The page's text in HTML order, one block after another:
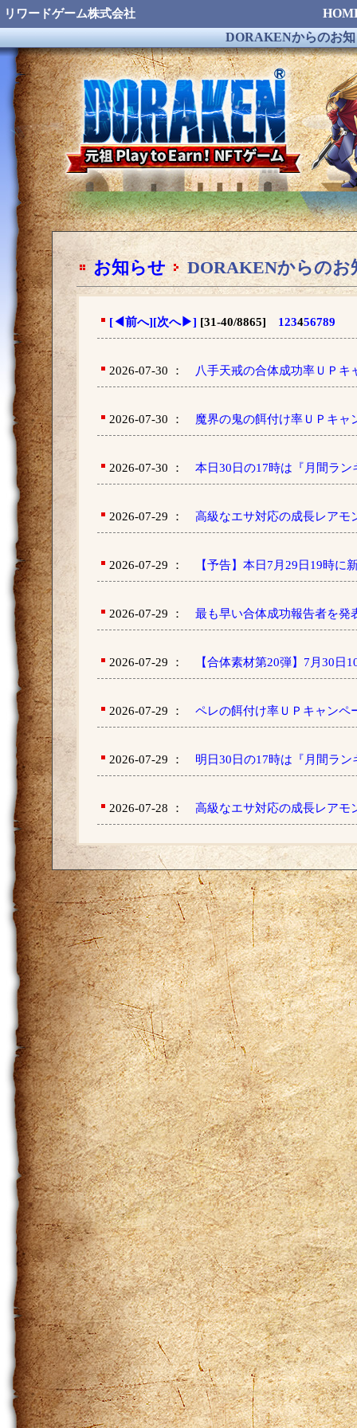
リワードゲーム株式会社
DORAKENからのお
お知らせ DORAKENからのお
[◀ 前へ][次へ▶] [31-40/8865] 123456789
2026-07-30 ： 八手天戒の合体成功率ＵＰキ
2026-07-30 ： 魔界の鬼の餌付け率ＵＰキャ
2026-07-30 ： 本日30日の17時は『月間ラ
2026-07-29 ： 高級なエサ対応の成長レアモ
2026-07-29 ： 【予告】本日7月29日19時に
2026-07-29 ： 最も早い合体成功報告者を発
2026-07-29 ： 【合体素材第20弾】7月30日
2026-07-29 ： ペレの餌付け率ＵＰキャンペ
2026-07-29 ： 明日30日の17時は『月間ラ
2026-07-28 ： 高級なエサ対応の成長レアモ